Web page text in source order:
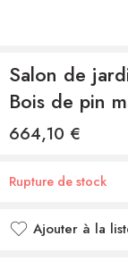
Salon de
Bois de pin
664,10 €
Rupture de stock
Ajouter à la